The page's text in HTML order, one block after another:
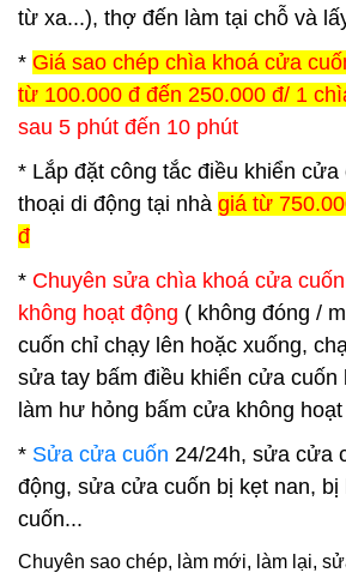
từ xa...), thợ đến làm tại chỗ và
* Giá sao chép chìa khoá cửa
từ 100.000 đ đến 250.000 đ/ 1
sau 5 phút đến 10 phút
* Lắp đặt công tắc điều khiển cửa
thoại di động tại nhà giá từ
đ
* Chuyên sửa chìa khoá cửa
không hoạt động ( không đóng /
cuốn chỉ chạy lên hoặc xuống,
sửa tay bấm điều khiển cửa
làm hư hỏng bấm cửa không
* Sửa cửa cuốn 24/24h, sửa cửa
động, sửa cửa cuốn bị kẹt nan, bị
cuốn...
Chuyên sao chép, làm mới, làm lại,